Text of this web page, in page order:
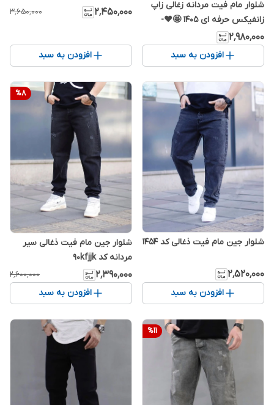
شلوار مام فیت مردانه زغالی زاپ
زانفیکس حرفه ای 1405 🤩♥️-
اورجینال دیلم
۲٬۹۸۰٬۰۰۰
افزودن به سبد
۲٬۴۵۰٬۰۰۰ ۳٬۶۵۰٬۰۰۰
افزودن به سبد
شلوار جین مام فیت ذغالی کد ۱۴۵۴
۲٬۵۲۰٬۰۰۰
افزودن به سبد
%8
شلوار جین مام فیت ذغالی سیر
مردانه کد 90kfjjk
۲٬۳۹۰٬۰۰۰ ۲٬۶۰۰٬۰۰۰
افزودن به سبد
%11